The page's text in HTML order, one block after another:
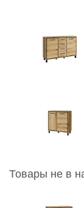
Товары не в